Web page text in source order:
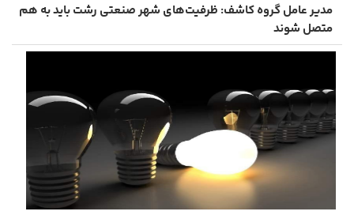
مدیر عامل گروه کاشف: ظرفیت‌های شهر صنعتی رشت باید به هم
متصل شوند